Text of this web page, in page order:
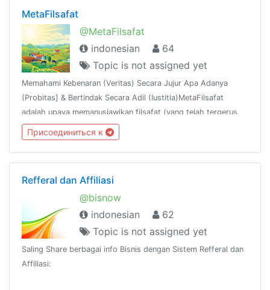
MetaFilsafat
@MetaFilsafat
indonesian
64
Topic is not assigned yet
Memahami Kebenaran (Veritas) Secara Jujur Apa Adanya
(Probitas] & Bertindak Secara Adil (Iustitia)MetaFilsafat
adalah upaya memanusiawikan filsafat (yang telah tergerus
kemanusiaannya)INDEX t.me/IndexSeremoniaARTIKEL
t.me/VeritasProbitasIustitia
Присоединиться к
Refferal dan Affiliasi
@bisnow
indonesian
62
Topic is not assigned yet
Saling Share berbagai info Bisnis dengan Sistem Refferal dan
Affiliasi: